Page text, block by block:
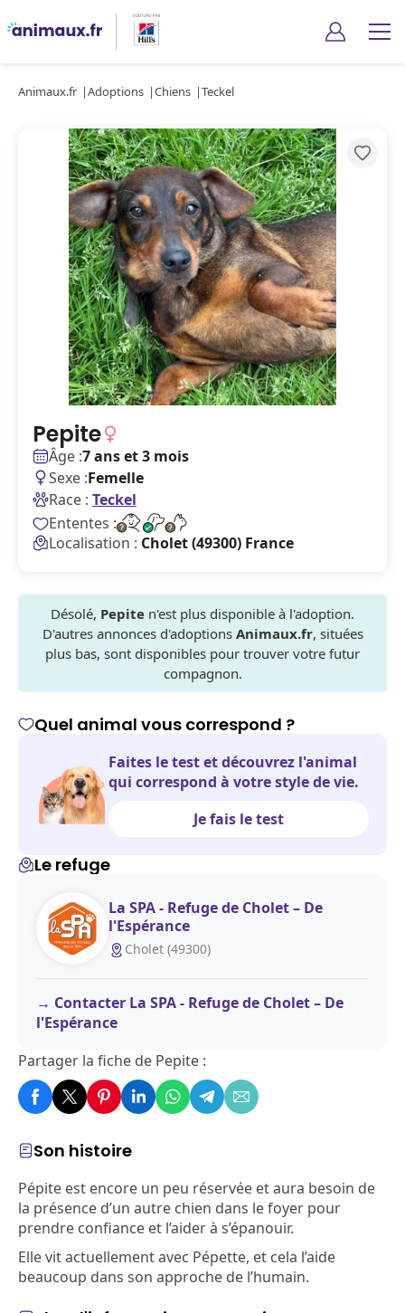
Animaux.fr Adoptions Chiens Teckel
Pepite
Âge :7 ans et 3 mois
Sexe :Femelle
Race : Teckel
Ententes :
Localisation : Cholet (49300) France
Désolé, Pepite n'est plus disponible à l'adoption.
D'autres annonces d'adoptions Animaux.fr, situées
plus bas, sont disponibles pour trouver votre futur
compagnon.
Son histoire
Pépite est encore un peu réservée et aura besoin de
la présence d’un autre chien dans le foyer pour
prendre confiance et l’aider à s’épanouir.
Elle vit actuellement avec Pépette, et cela l’aide
beaucoup dans son approche de l’humain.
Quel animal vous correspond ?
Faites le test et découvrez l'animal
qui correspond à votre style de vie.
Je fais le test
Le refuge
La SPA - Refuge de Cholet – De
l'Espérance
Cholet (49300)
Contacter La SPA - Refuge de Cholet – De
l'Espérance
Partager la fiche de Pepite :